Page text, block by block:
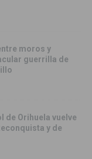
moros y
guerrilla de
de Orihuela vuelve
y de